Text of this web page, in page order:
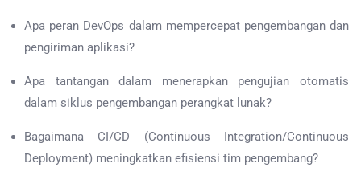
Apa peran DevOps dalam mempercepat pengembangan dan
pengiriman aplikasi?
Apa tantangan dalam menerapkan pengujian otomatis
dalam siklus pengembangan perangkat lunak?
Bagaimana CI/CD (Continuous Integration/Continuous
Deployment) meningkatkan efisiensi tim pengembang?